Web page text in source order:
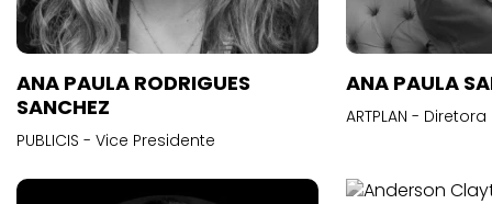
ANA PAULA RODRIGUES
SANCHEZ
PUBLICIS - Vice Presidente
ANA PAULA
ARTPLAN -